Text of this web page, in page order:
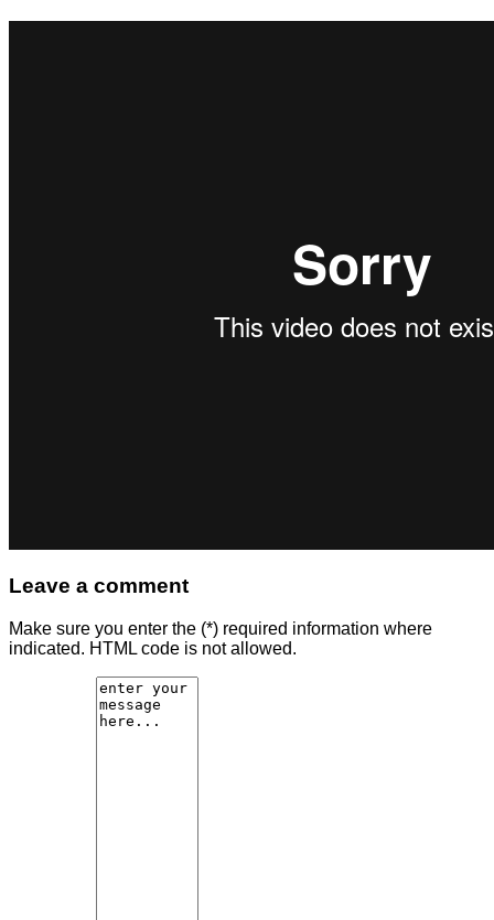
Leave a comment
Make sure you enter the (*) required information where
indicated. HTML code is not allowed.